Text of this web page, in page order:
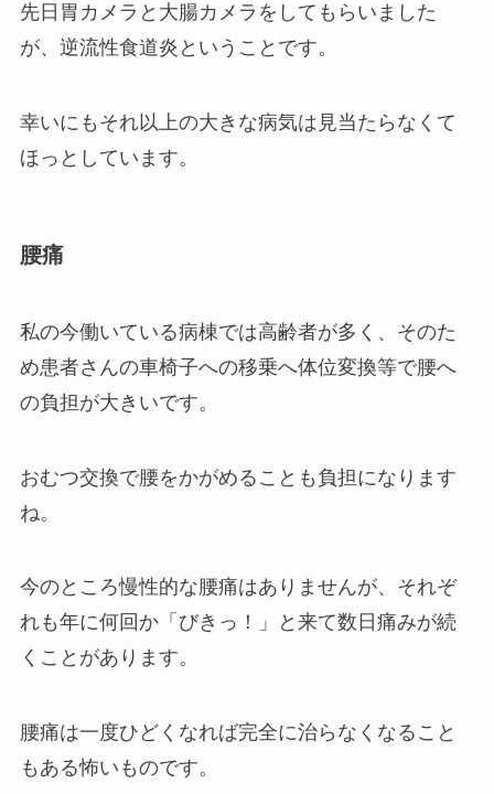
先日胃カメラと大腸カメラをしてもらいました
が、逆流性食道炎ということです。
幸いにもそれ以上の大きな病気は見当たらなくて
ほっとしています。
腰痛
私の今働いている病棟では高齢者が多く、そのた
め患者さんの車椅子への移乗へ体位変換等で腰へ
の負担が大きいです。
おむつ交換で腰をかがめることも負担になります
ね。
今のところ慢性的な腰痛はありませんが、それぞ
れも年に何回か「びきっ！」と来て数日痛みが続
くことがあります。
腰痛は一度ひどくなれば完全に治らなくなること
もある怖いものです。